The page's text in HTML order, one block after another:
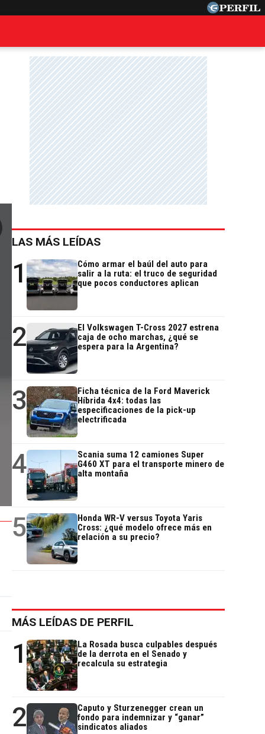
LAS MÁS LEÍDAS
1
Cómo armar el baúl del auto para
salir a la ruta: el truco de seguridad
que pocos conductores aplican
2
El Volkswagen T-Cross 2027 estrena
caja de ocho marchas, ¿qué se
espera para la Argentina?
3
Ficha técnica de la Ford Maverick
Híbrida 4x4: todas las
especificaciones de la pick-up
electrificada
4
Scania suma 12 camiones Super
G460 XT para el transporte minero de
alta montaña
5
Honda WR-V versus Toyota Yaris
Cross: ¿qué modelo ofrece más en
relación a su precio?
MÁS LEÍDAS DE PERFIL
1
La Rosada busca culpables después
de la derrota en el Senado y
recalcula su estrategia
2
Caputo y Sturzenegger crean un
fondo para indemnizar y “ganar”
sindicatos aliados